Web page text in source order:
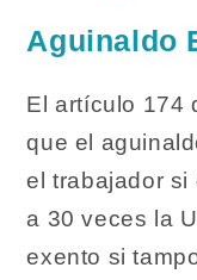
Aguinaldo
El artículo 174
que el
el trabajador si
a 30 veces la
exento si